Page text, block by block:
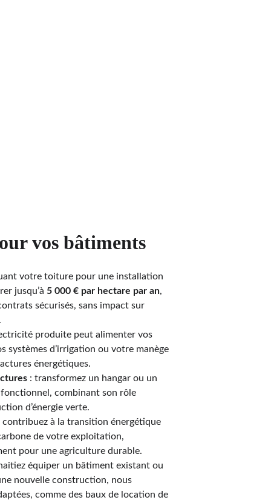
vos bâtiments
votre toiture pour une installation
jusqu’à 5 000 € par hectare par an,
sécurisés, sans impact sur
produite peut alimenter vos
systèmes d’irrigation ou votre manège
énergétiques.
: transformez un hangar ou un
combinant son rôle
d’énergie verte.
contribuez à la transition énergétique
de votre exploitation,
pour une agriculture durable.
équiper un bâtiment existant ou
nouvelle construction, nous
comme des baux de location de